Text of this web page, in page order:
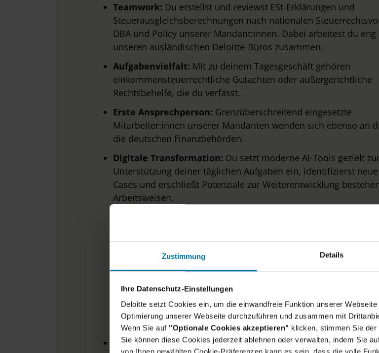
Zustimmung Details
Ihre Datenschutz-Einstellungen
Deloitte setzt Cookies ein, um die einwandfreie Funktion unserer
Optimierung unserer Webseite durchzuführen und zusammen mit
Wenn Sie auf "Optionale Cookies akzeptieren" klicken, stimmen Sie
Sie können diese Cookies jederzeit ablehnen oder verwalten, indem Sie
Teamwork: Du erstellst und reviewst ESt-Erklärungen und
Steuerausgleichsberechnungen nach nationalen
DBA und Policy unserer Mandant:innen. Dabei arbeitest du
unseren ausländischen Deloitte-Büros zusammen.
Aufgabenvielfalt: Mit zu deinem Tagesgeschäft gehören
einkommensteuerrechtliche Gutachten oder außergerichtliche
Rechtsbehelfe, die du verfasst.
Erste Ansprechperson: Grenzüberschreitend eingesetzte
Mitarbeiter:innen unserer Mandanten wenden sich ebenso an
die deutschen Finanzbehörden.
Digitale Transformation: Du setzt moderne AI-Tools gezielt
Unterstützung deiner täglichen Aufgaben ein, identifizierst neue
Cases und erschließt Potenziale zur Weiterentwicklung
Arbeitsweisen.
Dein Skillset:
Studium:in Wirtschafts- oder Rechtswissenschaften,